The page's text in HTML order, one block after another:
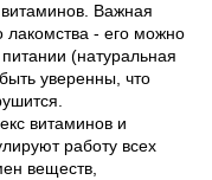
Важная
лакомства - его можно
(натуральная
уверенны, что
витаминов и
работу всех
веществ,